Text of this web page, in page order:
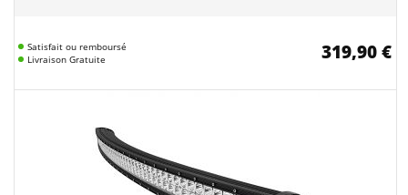
Satisfait ou remboursé
Livraison Gratuite
319,90 €